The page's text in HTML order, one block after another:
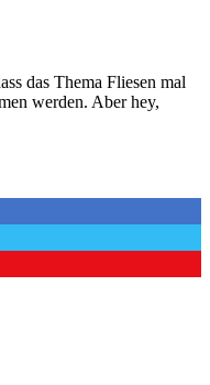
das Thema Fliesen mal
werden. Aber hey,